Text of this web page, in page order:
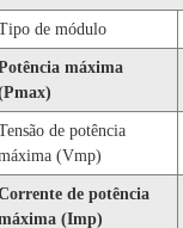
de módulo
máxima
de potência
(Vmp)
de potência
(Imp)